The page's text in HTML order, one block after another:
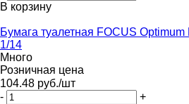
В корзину
Бумага туалетная FOCUS
1/14
Много
Розничная цена
104.48 руб./шт
-
+